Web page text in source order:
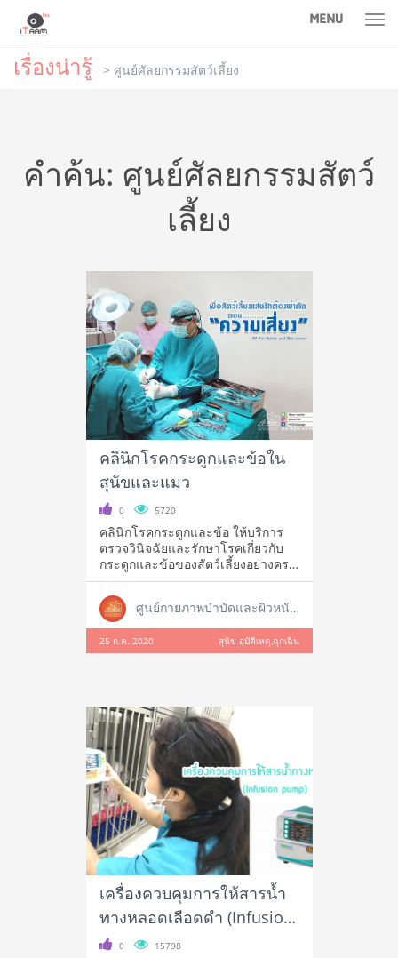
MENU
เรื่องน่ารู้ > ศูนย์ศัลยกรรมสัตว์เลี้ยง
คำค้น: ศูนย์ศัลยกรรมสัตว์
เลี้ยง
คลินิกโรคกระดูกและข้อใน
สุนัขและแมว
0 5720
คลินิกโรคกระดูกและข้อ ให้บริการ
ตรวจวินิจฉัยและรักษาโรคเกี่ยวกับ
กระดูกและข้อของสัตว์เลี้ยงอย่างครบ
วงจ
ศูนย์กายภาพบำบัดและผิวหนังสัตว์เลี้ยง
25 ก.ค. 2020 สุนัข อุบัติเหตุ,ฉุกเฉิน
เครื่องควบคุมการให้สารน้ำ
ทางหลอดเลือดดำ (Infusion
pump)
0 15798